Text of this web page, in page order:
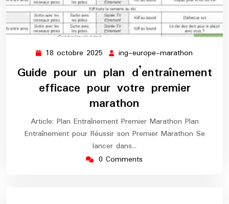
18 octobre 2025 18
octobre
2025
ing-europe-marathon
marathon
Guide pour un plan d’entraînement
efficace pour votre premier
marathon
Article: Plan Entraînement Premier Marathon Plan
Entraînement pour Réussir son Premier Marathon Se
lancer dans…
0 Comments